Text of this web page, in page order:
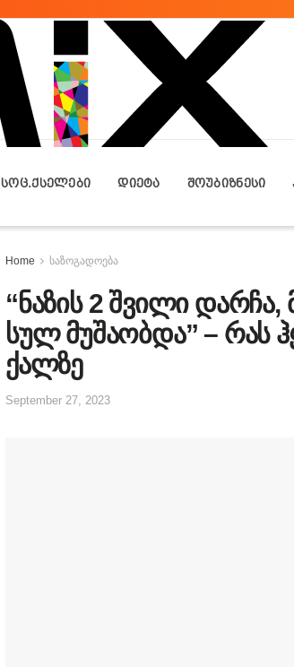
ᲡᲝᲪ.ᲥᲡᲔᲚᲔᲑᲘ ᲓᲘᲔᲢᲐ ᲨᲝᲣᲑᲘᲖᲜᲔᲡᲘ
Home საზოგადოება
“ნაზის 2 შვილი
სულ მუშაობდა” – რას
ქალზე
September 27, 2023